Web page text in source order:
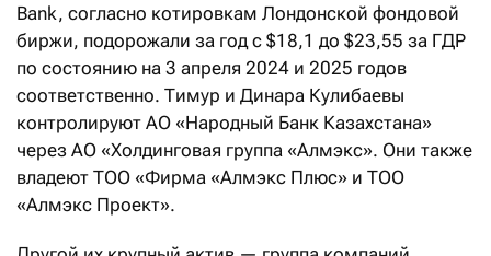
Bank, согласно котировкам Лондонской фондовой
биржи, подорожали за год c $18,1 до $23,55 за ГДР
по состоянию на 3 апреля 2024 и 2025 годов
соответственно. Тимур и Динара Кулибаевы
контролируют АО «Народный Банк Казахстана»
через АО «Холдинговая группа «Алмэкс». Они также
владеют ТОО «Фирма «Алмэкс Плюс» и ТОО
«Алмэкс Проект».